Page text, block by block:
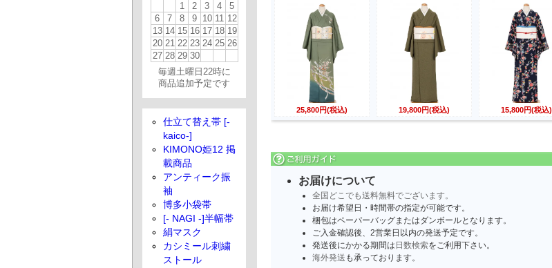
25,800円(税込) 19,800円(税込) 15,800円(税込)
お届けについて
全国どこでも送料無料でございます。
お届け希望日・時間帯の指定が可能です。
梱包はペーパーバッグまたはダンボールとなります。
ご入金確認後、2営業日以内の発送予定です。
発送後にかかる期間は 日数検索をご利用下さい。
海外発送 も承っております。
1 2 3 4
5
6
7 8 9 10 11 12
13 14 15 16 17 18 19
20 21 22 23 24 25 26
27 28 29 30
毎週土曜日22時に
商品追加予定です
仕立て替え帯 [-
kaico-]
KIMONO姫12 掲
載商品
アンティーク振
袖
博多小袋帯
[- NAGI -]半幅帯
絹マスク
カシミール刺繍
ストール